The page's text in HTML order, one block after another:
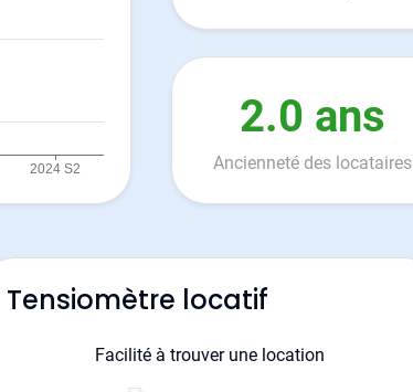
2.0 ans
Ancienneté des locataires
Tensiomètre locatif
Facilité à trouver une location